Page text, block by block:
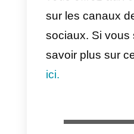
de créer un
Web de
et effectuer